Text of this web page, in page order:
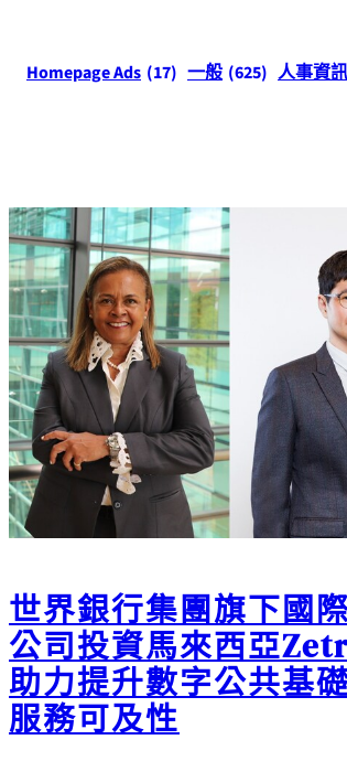
Homepage Ads (17) 一般 (625) 人事資訊
世界銀行集團旗下國
公司投資馬來西亞
助力提升數字公共基
服務可及性